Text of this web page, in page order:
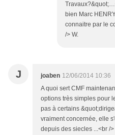
bien Marc
connaitre par le
/> W.
J joaben 12/06/2014 10:36
A quoi sert CMF
options très simples pour
pas à certains
vraiment concernée, elle
depuis des siecles ...<br /